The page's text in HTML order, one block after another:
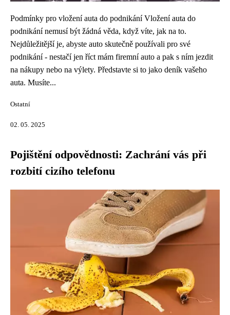
Podmínky pro vložení auta do podnikání Vložení auta do
podnikání nemusí být žádná věda, když víte, jak na to.
Nejdůležitější je, abyste auto skutečně používali pro své
podnikání - nestačí jen říct mám firemní auto a pak s ním jezdit
na nákupy nebo na výlety. Představte si to jako deník vašeho
auta. Musíte...
Ostatní
02. 05. 2025
Pojištění odpovědnosti: Zachrání vás při
rozbití cizího telefonu